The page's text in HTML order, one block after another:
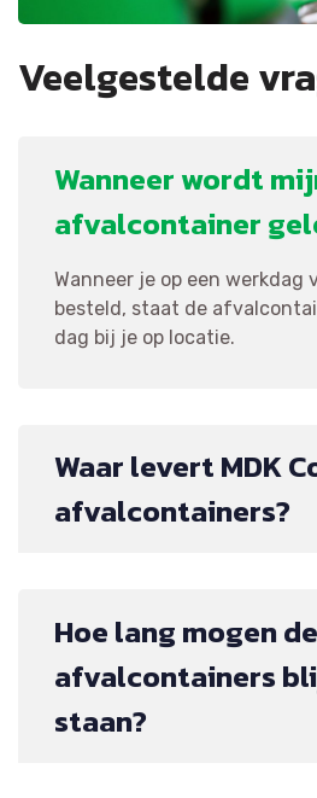
Veelgestelde
Wanneer wordt
afvalcontainer
Wanneer je op een werkdag
besteld, staat de
dag bij je op locatie.
Waar levert MDK
afvalcontainers?
Hoe lang mogen de
afvalcontainers
staan?